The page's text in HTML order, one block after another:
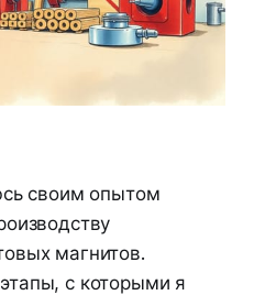
своим опытом
магнитов.
с которыми я